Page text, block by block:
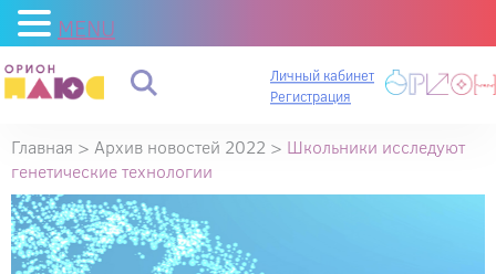
Личный кабинет
Регистрация
Главная > Архив новостей 2022 > Школьники исследуют
генетические технологии
MENU